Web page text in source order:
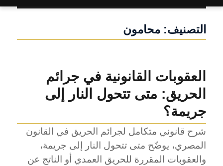
التصنيف:محامون
العقوبات القانونية في جرائم
الحريق: متى تتحول النار إلى
جريمة؟
شرح قانوني متكامل لجرائم الحريق في القانون
المصري، يوضّح متى تتحول النار إلى جريمة،
والعقوبات المقررة للحريق العمدي أو الناتج عن